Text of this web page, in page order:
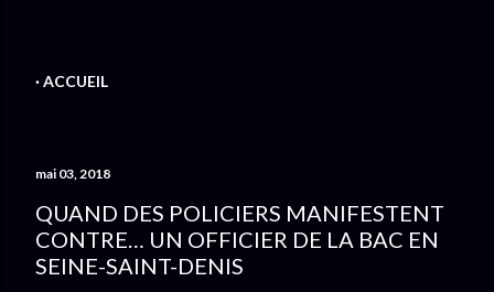
ACCUEIL
mai 03, 2018
QUAND DES POLICIERS MANIFESTENT
CONTRE… UN OFFICIER DE LA BAC EN
SEINE-SAINT-DENIS